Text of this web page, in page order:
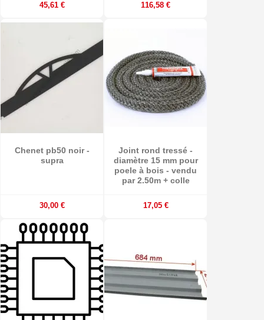
45,61 € 116,58 €
Chenet pb50 noir -
supra
30,00 €
Joint rond tressé -
diamètre 15 mm pour
poele à bois - vendu
par 2.50m + colle
17,05 €